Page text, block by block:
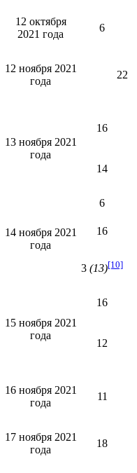
12 октября
2021 года
6
12 ноября 2021
года
22
13 ноября 2021
года
16
14
14 ноября 2021
года
6
16
3 (13)[10]
15 ноября 2021
года
16
12
16 ноября 2021
года
11
17 ноября 2021
года
18